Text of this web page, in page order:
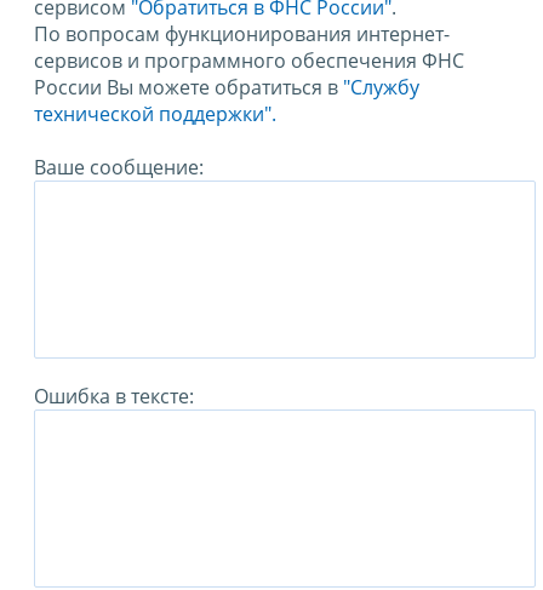
сервисом "Обратиться в ФНС России".
По вопросам функционирования интернет-
сервисов и программного обеспечения ФНС
России Вы можете обратиться в "Службу
технической поддержки".
Ваше сообщение:
Ошибка в тексте: